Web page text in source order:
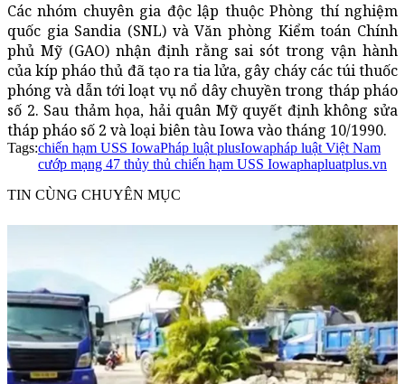
Các nhóm chuyên gia độc lập thuộc Phòng thí nghiệm
quốc gia Sandia (SNL) và Văn phòng Kiểm toán Chính
phủ Mỹ (GAO) nhận định rằng sai sót trong vận hành
của kíp pháo thủ đã tạo ra tia lửa, gây cháy các túi thuốc
phóng và dẫn tới loạt vụ nổ dây chuyền trong tháp pháo
số 2. Sau thảm họa, hải quân Mỹ quyết định không sửa
tháp pháo số 2 và loại biên tàu Iowa vào tháng 10/1990.
Tags:chiến hạm USS IowaPháp luật plusIowapháp luật Việt Nam
cướp mạng 47 thủy thủ chiến hạm USS Iowaphapluatplus.vn
TIN CÙNG CHUYÊN MỤC